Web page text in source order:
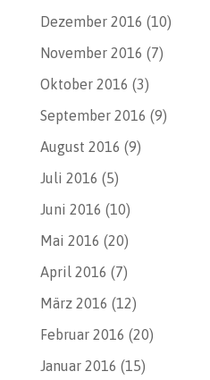
Dezember 2016 (10)
November 2016 (7)
Oktober 2016 (3)
September 2016 (9)
August 2016 (9)
Juli 2016 (5)
Juni 2016 (10)
Mai 2016 (20)
April 2016 (7)
März 2016 (12)
Februar 2016 (20)
Januar 2016 (15)